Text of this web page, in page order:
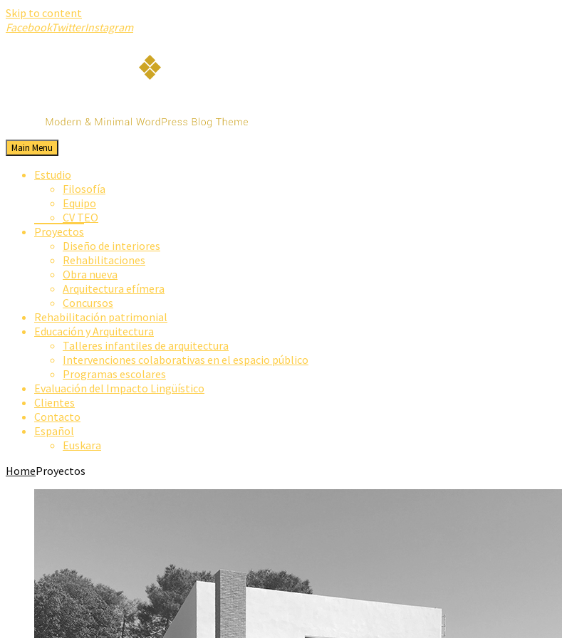
Skip to content
FacebookTwitterInstagram
TEO Arkitektura
Gertutasunetik
Main Menu
Estudio
Filosofía
Equipo
CV TEO
Proyectos
Diseño de interiores
Rehabilitaciones
Obra nueva
Arquitectura efímera
Concursos
Rehabilitación patrimonial
Educación y Arquitectura
Talleres infantiles de arquitectura
Intervenciones colaborativas en el espacio público
Programas escolares
Evaluación del Impacto Lingüístico
Clientes
Contacto
Español
Euskara
HomeProyectos